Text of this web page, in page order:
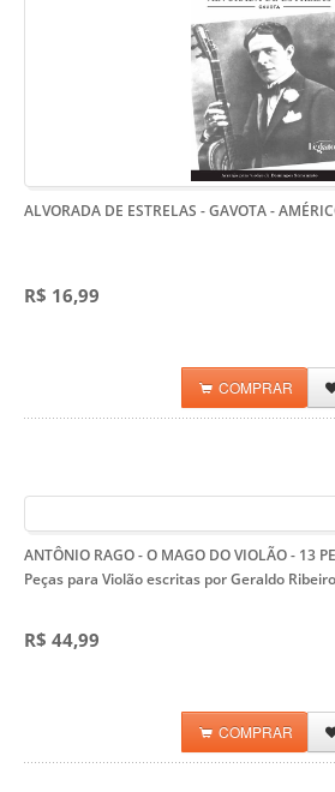
ALVORADA DE ESTRELAS - GAVOTA -
R$ 16,99
COMPRAR
ANTÔNIO RAGO - O MAGO DO VIOLÃO - 13
Peças para Violão escritas por Geraldo
R$ 44,99
COMPRAR